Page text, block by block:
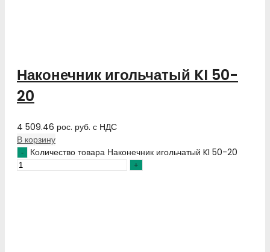
Наконечник игольчатый KI 50-
20
4 509.46 рос. руб. с НДС
В корзину
Количество товара Наконечник игольчатый KI 50-20